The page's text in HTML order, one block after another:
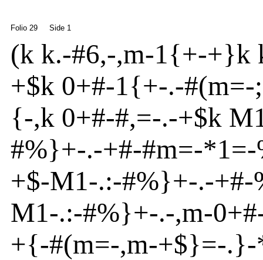
Folio 29 Side 1
(k k.-#6,-,m-1{+-+}k
+$k 0+#-1{+-.-#(m=-
{-,k 0+#-#,=-.-+$k
#%}+-.-+#-#m=-*1=-
+$-M1-.:-#%}+-.-+#-
M1-.:-#%}+-.-,m-0+#
+{-#(m=-,m-+$}=-.}-